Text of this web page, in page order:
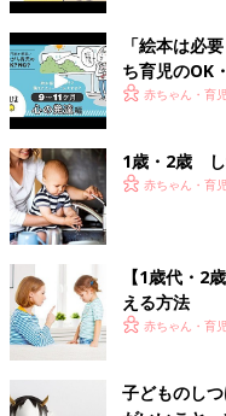
「絵本は必
ち育児のOK
画】赤ちゃん・育
1歳・2歳 し
赤ちゃん・育
【1歳代・2
える方法
赤ちゃん・育
子どものし